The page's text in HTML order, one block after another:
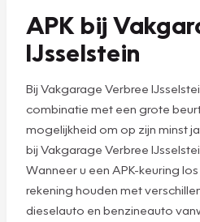
APK bij
IJsselstein
Bij Vakgarage Verbree
combinatie met een grote
mogelijkheid om op zijn minst
bij Vakgarage Verbree
Wanneer u een APK-keuring
rekening houden met
dieselauto en benzineauto